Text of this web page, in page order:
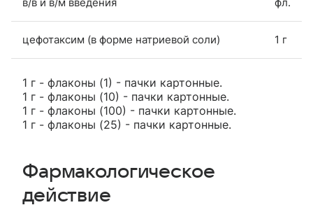
цефотаксим (в форме натриевой соли) 1 г
1 г - флаконы (1) - пачки картонные.
1 г - флаконы (10) - пачки картонные.
1 г - флаконы (100) - пачки картонные.
1 г - флаконы (25) - пачки картонные.
Фармакологическое
действие